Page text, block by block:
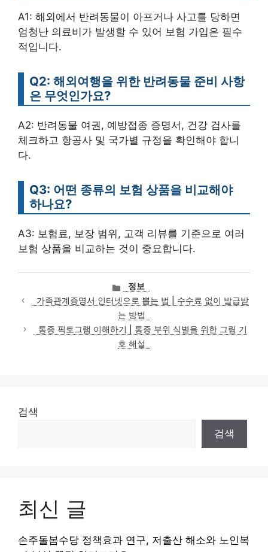
A1: 해외에서 반려동물이 아프거나 사고를 당하면
엄청난 의료비가 발생할 수 있어 보험 가입은 필수
적입니다.
Q2: 해외여행을 위한 반려동물 준비 사항
은 무엇인가요?
A2: 반려동물 여권, 예방접종 증명서, 건강 검사를
체크하고 항공사 및 국가별 규정을 확인해야 합니
다.
Q3: 어떤 종류의 보험 상품을 비교해야
하나요?
A3: 보험료, 보장 범위, 고객 리뷰를 기준으로 여러
보험 상품을 비교하는 것이 중요합니다.
카
테
고
리
정보
가족관계증명서 인터넷으로 뽑는 법 | 수수료 없이 발급받
는 방법
통증 픽토그램 이해하기 | 통증 부위 식별을 위한 그림 기
호 해설
검색
검색
최신 글
손주돌봄수당 정책효과 연구, 저출산 해소와 노인복